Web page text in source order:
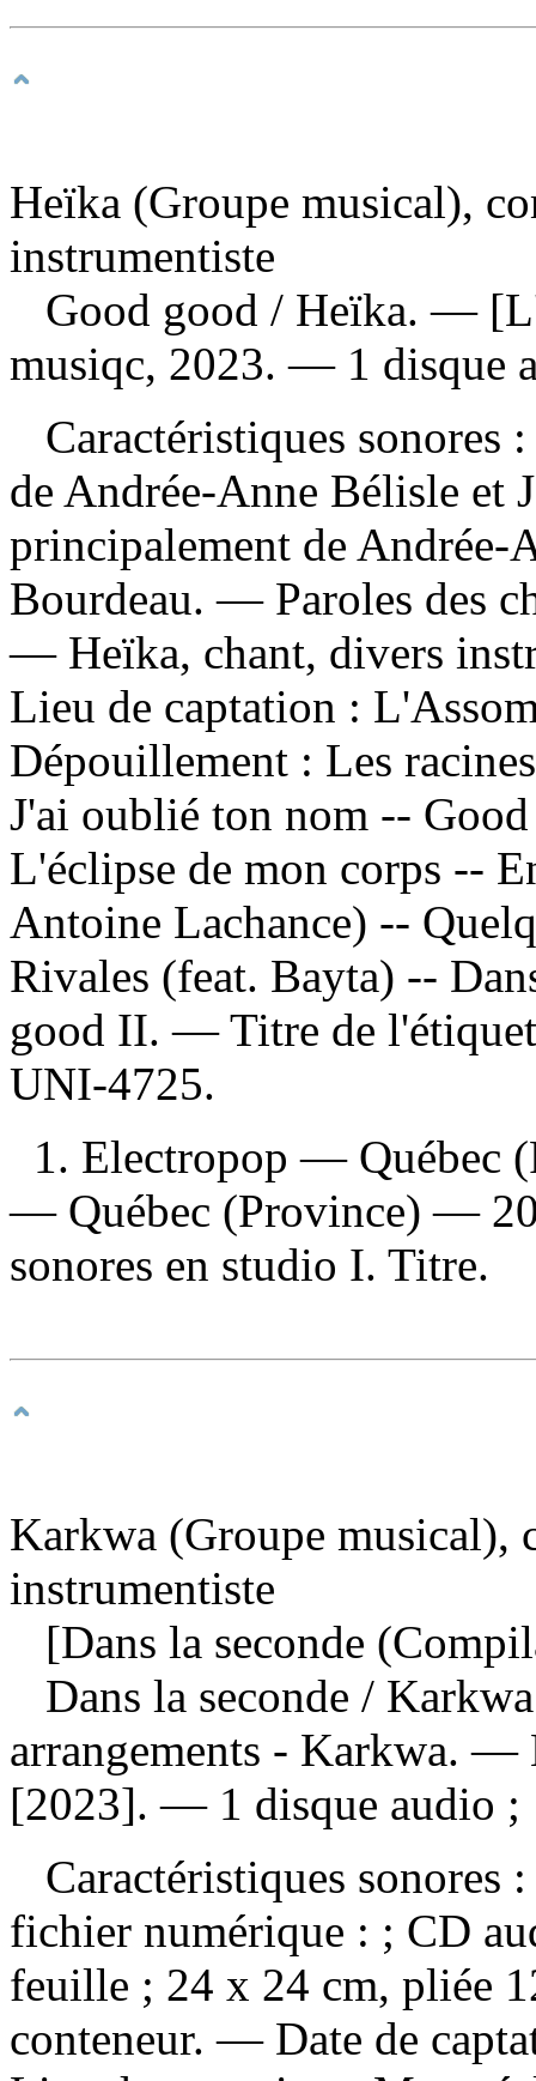
Heïka (Groupe musical),
instrumentiste
Good good / Heïka. —
musiqc, 2023. — 1 disque
Caractéristiques
de Andrée-Anne Bélisle et
principalement de Andrée-
Bourdeau. — Paroles des
— Heïka, chant, divers
Lieu de captation :
Dépouillement : Les
J'ai oublié ton nom --
L'éclipse de mon corps --
Antoine Lachance) --
Rivales (feat. Bayta) --
good II. — Titre de
UNI-4725.
1. Electropop — Québec
— Québec (Province) —
sonores en studio I. Titre.
Karkwa (Groupe musical),
instrumentiste
[Dans la seconde
Dans la seconde /
arrangements - Karkwa. —
[2023]. — 1 disque audio ;
Caractéristiques sonores
fichier numérique : ; CD
feuille ; 24 x 24 cm, pliée
conteneur. — Date de